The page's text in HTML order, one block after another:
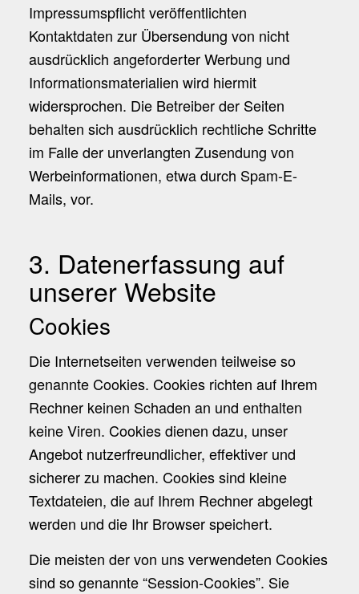
Impressumspflicht veröffentlichten
Kontaktdaten zur Übersendung von nicht
ausdrücklich angeforderter Werbung und
Informationsmaterialien wird hiermit
widersprochen. Die Betreiber der Seiten
behalten sich ausdrücklich rechtliche Schritte
im Falle der unverlangten Zusendung von
Werbeinformationen, etwa durch Spam-E-
Mails, vor.
3. Datenerfassung auf
unserer Website
Cookies
Die Internetseiten verwenden teilweise so
genannte Cookies. Cookies richten auf Ihrem
Rechner keinen Schaden an und enthalten
keine Viren. Cookies dienen dazu, unser
Angebot nutzerfreundlicher, effektiver und
sicherer zu machen. Cookies sind kleine
Textdateien, die auf Ihrem Rechner abgelegt
werden und die Ihr Browser speichert.
Die meisten der von uns verwendeten Cookies
sind so genannte “Session-Cookies”. Sie